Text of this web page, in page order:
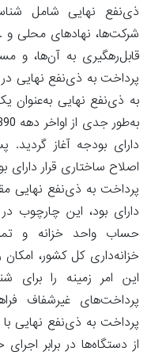
ذی‌نفع نهایی شامل
شرکت‌ها، نهادهای محلی و
قابل‌رهگیری به آن‌ها، و
پرداخت به ذی‌نفع نهایی در
به ذی‌نفع نهایی به‌عنوان
دارای بودجه آغاز
پرداخت به ذی‌نفع نهایی
دارای بود، این چارچوب
حساب واحد خزانه و
خزانه‌داری کل کشور،
این امر زمینه را برای
پرداخت‌های غیرشفاف
پرداخت به ذی‌نفع نهایی
از دستگاه‌ها در برابر